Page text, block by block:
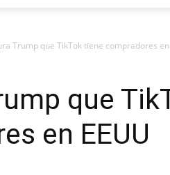
Trump que TikTok tiene compradores en
que
en EEUU